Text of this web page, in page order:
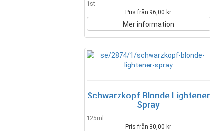
1st
Pris från 96,00 kr
Mer information
Schwarzkopf Blonde Lightener
Spray
125ml
Pris från 80,00 kr